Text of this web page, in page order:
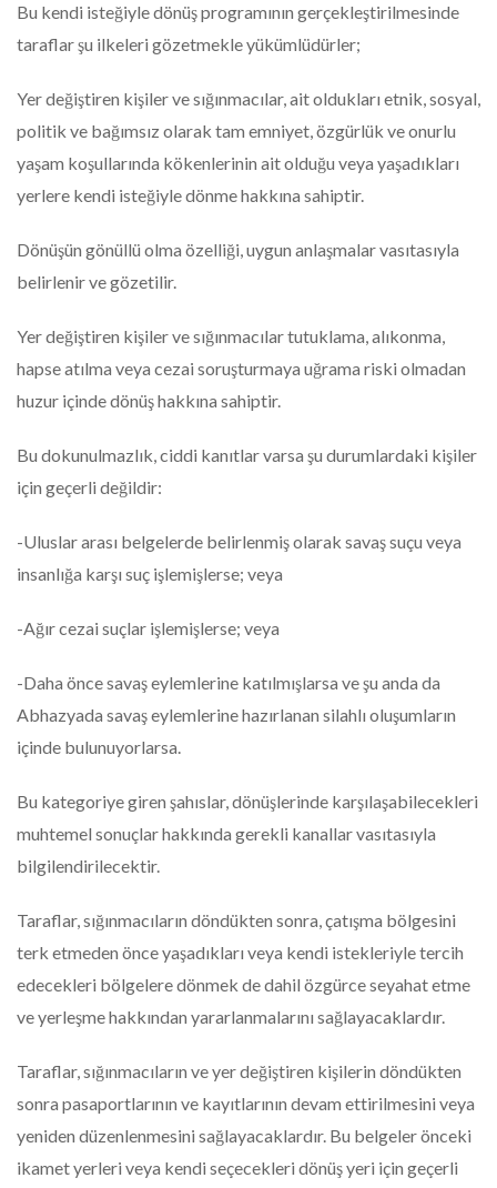
Bu kendi isteğiyle dönüş programının gerçekleştirilmesinde
taraflar şu ilkeleri gözetmekle yükümlüdürler;
Yer değiştiren kişiler ve sığınmacılar, ait oldukları etnik, sosyal,
politik ve bağımsız olarak tam emniyet, özgürlük ve onurlu
yaşam koşullarında kökenlerinin ait olduğu veya yaşadıkları
yerlere kendi isteğiyle dönme hakkına sahiptir.
Dönüşün gönüllü olma özelliği, uygun anlaşmalar vasıtasıyla
belirlenir ve gözetilir.
Yer değiştiren kişiler ve sığınmacılar tutuklama, alıkonma,
hapse atılma veya cezai soruşturmaya uğrama riski olmadan
huzur içinde dönüş hakkına sahiptir.
Bu dokunulmazlık, ciddi kanıtlar varsa şu durumlardaki kişiler
için geçerli değildir:
-Uluslar arası belgelerde belirlenmiş olarak savaş suçu veya
insanlığa karşı suç işlemişlerse; veya
-Ağır cezai suçlar işlemişlerse; veya
-Daha önce savaş eylemlerine katılmışlarsa ve şu anda da
Abhazyada savaş eylemlerine hazırlanan silahlı oluşumların
içinde bulunuyorlarsa.
Bu kategoriye giren şahıslar, dönüşlerinde karşılaşabilecekleri
muhtemel sonuçlar hakkında gerekli kanallar vasıtasıyla
bilgilendirilecektir.
Taraflar, sığınmacıların döndükten sonra, çatışma bölgesini
terk etmeden önce yaşadıkları veya kendi istekleriyle tercih
edecekleri bölgelere dönmek de dahil özgürce seyahat etme
ve yerleşme hakkından yararlanmalarını sağlayacaklardır.
Taraflar, sığınmacıların ve yer değiştiren kişilerin döndükten
sonra pasaportlarının ve kayıtlarının devam ettirilmesini veya
yeniden düzenlenmesini sağlayacaklardır. Bu belgeler önceki
ikamet yerleri veya kendi seçecekleri dönüş yeri için geçerli